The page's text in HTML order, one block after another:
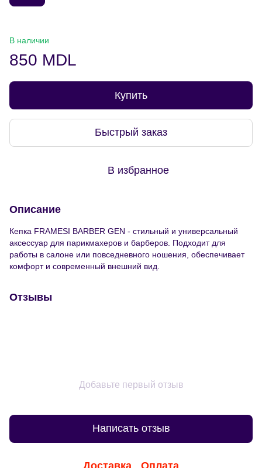
В наличии
850 MDL
Купить
Быстрый заказ
В избранное
Описание
Кепка FRAMESI BARBER GEN - стильный и универсальный
аксессуар для парикмахеров и барберов. Подходит для
работы в салоне или повседневного ношения, обеспечивает
комфорт и современный внешний вид.
Отзывы
Добавьте первый отзыв
Написать отзыв